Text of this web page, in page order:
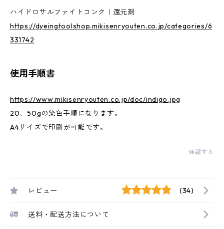
ハイドロサルファイトコンク｜還元剤
https://dyeingtoolshop.mikisenryouten.co.jp/categories/6
331742
使用手順書
https://www.mikisenryouten.co.jp/doc/indigo.jpg
20、50gの染色手順になります。
A4サイズで印刷が可能です。
通報する
レビュー (34)
送料・配送方法について